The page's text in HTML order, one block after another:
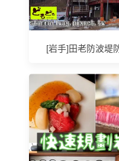
[岩手]田老防波堤